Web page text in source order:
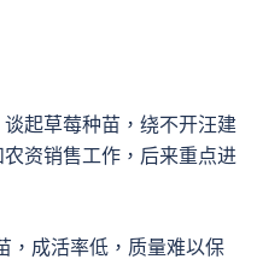
起草莓种苗，绕不开汪建
资销售工作，后来重点进
，成活率低，质量难以保